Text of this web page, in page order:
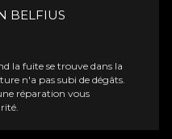
BELFIUS
la fuite se trouve dans la
n'a pas subi de dégâts.
réparation vous